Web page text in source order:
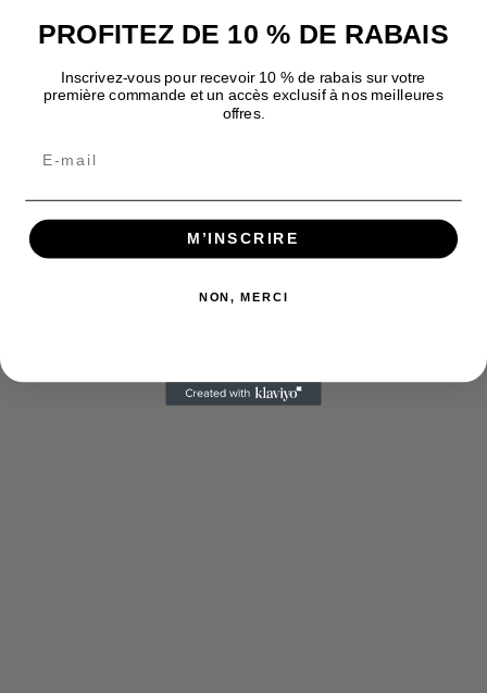
PROFITEZ DE 10 % DE RABAIS
Inscrivez-vous pour recevoir 10 % de rabais sur votre
première commande et un accès exclusif à nos meilleures
offres.
M’INSCRIRE
NON, MERCI